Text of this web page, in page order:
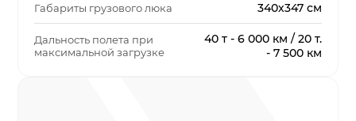
Габариты грузового люка 340х347 см
Дальность полета при
максимальной загрузке
40 т - 6 000 км / 20 т.
- 7 500 км